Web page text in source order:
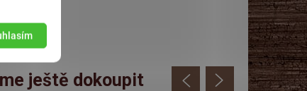
ještě dokoupit